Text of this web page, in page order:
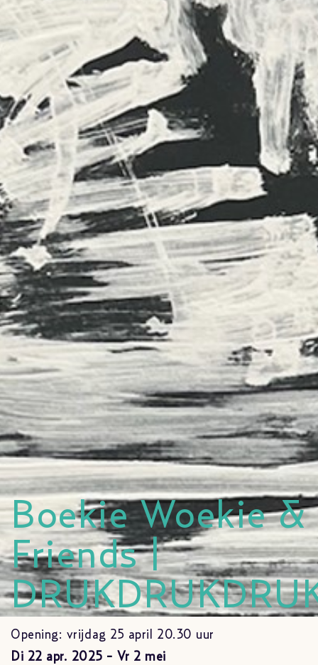
Boekie Woekie &
Friends |
Opening: vrijdag 25 april 20.30 uur
Di 22 apr. 2025 - Vr 2 mei